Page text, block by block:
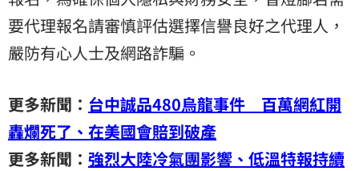
要代理報名請審慎評估選擇信譽良好之代理人，
嚴防有心人士及網路詐騙。
更多新聞： 台中誠品480烏龍事件 百萬網紅開
轟爛死了、在美國會賠到破產
更多新聞： 強烈大陸冷氣團影響、低溫特報持續